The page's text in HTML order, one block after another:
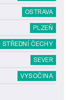
OSTRAVA
PLZEŇ
STŘEDNÍ ČECHY
SEVER
VYSOČINA